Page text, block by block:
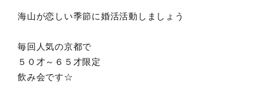
海山が恋しい季節に婚活活動しましょう
毎回人気の京都で
５０才～６５才限定
飲み会です☆